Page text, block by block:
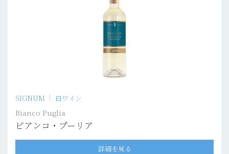
SIGNUM 白ワイン
Bianco Puglia
ビアンコ・プーリア
詳細を見る